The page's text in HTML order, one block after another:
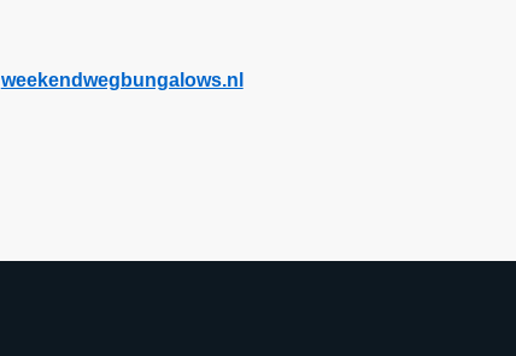
weekendwegbungalows.nl